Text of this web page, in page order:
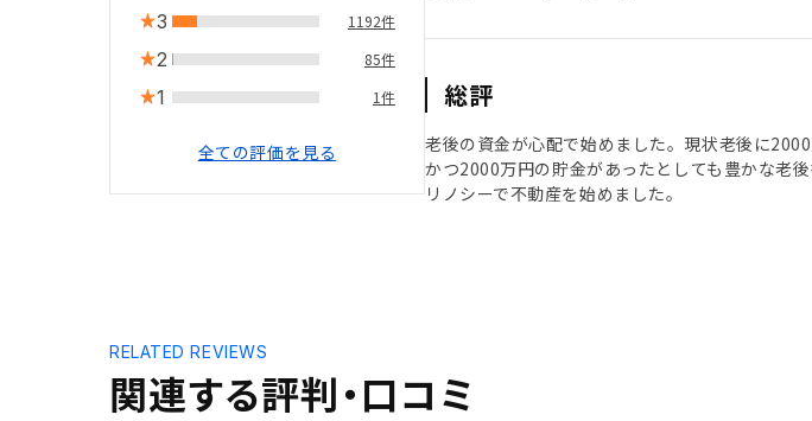
3 1192件
2 85件
1 1件
全ての評価を見る
総評
老後の資金が心配で始めました。現状老後に
かつ2000万円の貯金があったとしても豊かな老
リノシーで不動産を始めました。
関連する評判・口コミ
RELATED REVIEWS